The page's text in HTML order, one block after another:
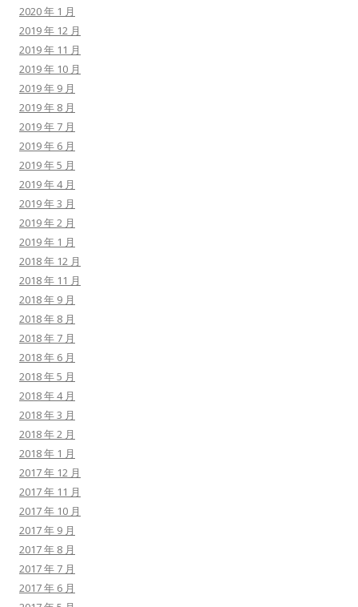
2020 年 1 月
2019 年 12 月
2019 年 11 月
2019 年 10 月
2019 年 9 月
2019 年 8 月
2019 年 7 月
2019 年 6 月
2019 年 5 月
2019 年 4 月
2019 年 3 月
2019 年 2 月
2019 年 1 月
2018 年 12 月
2018 年 11 月
2018 年 9 月
2018 年 8 月
2018 年 7 月
2018 年 6 月
2018 年 5 月
2018 年 4 月
2018 年 3 月
2018 年 2 月
2018 年 1 月
2017 年 12 月
2017 年 11 月
2017 年 10 月
2017 年 9 月
2017 年 8 月
2017 年 7 月
2017 年 6 月